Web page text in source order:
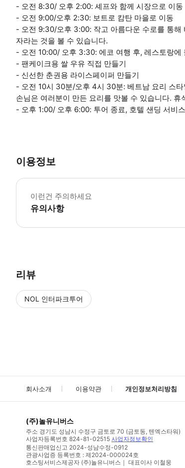
- 오전 8:30/ 오후 2:00: 셰프와 함께 시장으로 이동
- 오전 9:00/오후 2:30: 보트로 캄탄 마을로 이동
- 오전 9:30/오후 3:00: 작고 아름다운 수로를 통해
자라는 것을 볼 수 있습니다.
- 오전 10:00/ 오후 3:30: 에코 여행 후, 레스토랑에
- 팬케이크용 쌀 우유 직접 만들기
- 신선한 춘권용 라이스페이퍼 만들기
- 오전 10시 30분/오후 4시 30분: 베트남 요리 스
손님은 여러분이 만든 요리를 맛볼 수 있습니다.
- 오후 1:00/ 오후 6:00: 투어 종료, 호텔 샌딩 서비
이용정보
이런건 주의하세요
유의사항
리뷰
NOL 인터파크투어
회사소개 이용약관 개인정보처리방침
(주)놀유니버스
주소 경기도 성남시 수정구 금토로 70 (금토동, 텐엑스타워)
사업자등록번호 824-81-02515 사업자정보확인
통신판매업신고 2024-성남수정-0912
관광사업증 등록번호 : 제2024-000024호
호스팅서비스제공자 (주)놀유니버스｜ 대표이사 이철웅